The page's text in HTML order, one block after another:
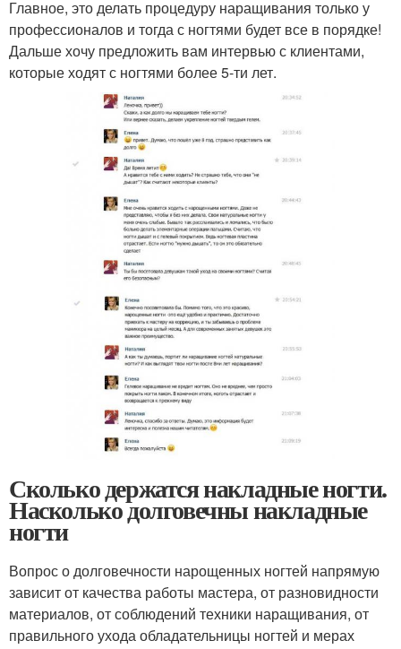
Главное, это делать процедуру наращивания только у
профессионалов и тогда с ногтями будет все в порядке!
Дальше хочу предложить вам интервью с клиентами,
которые ходят с ногтями более 5-ти лет.
Сколько держатся накладные ногти.
Насколько долговечны накладные
ногти
Вопрос о долговечности нарощенных ногтей напрямую
зависит от качества работы мастера, от разновидности
материалов, от соблюдений техники наращивания, от
правильного ухода обладательницы ногтей и мерах